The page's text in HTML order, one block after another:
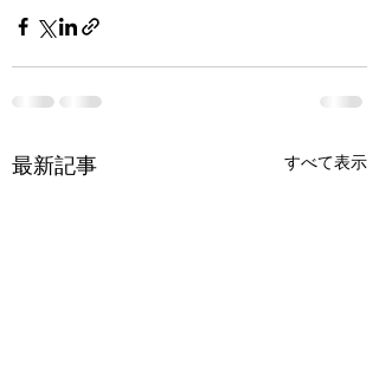
最新記事 すべて表示